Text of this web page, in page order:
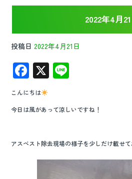
2022年4月
投稿日 2022年4月21日
F
ac
e
b
o
o
k
X
e
こんにちは
今日は風があって涼しいですね！
アスベスト除去現場の様子を少しだけ載せ